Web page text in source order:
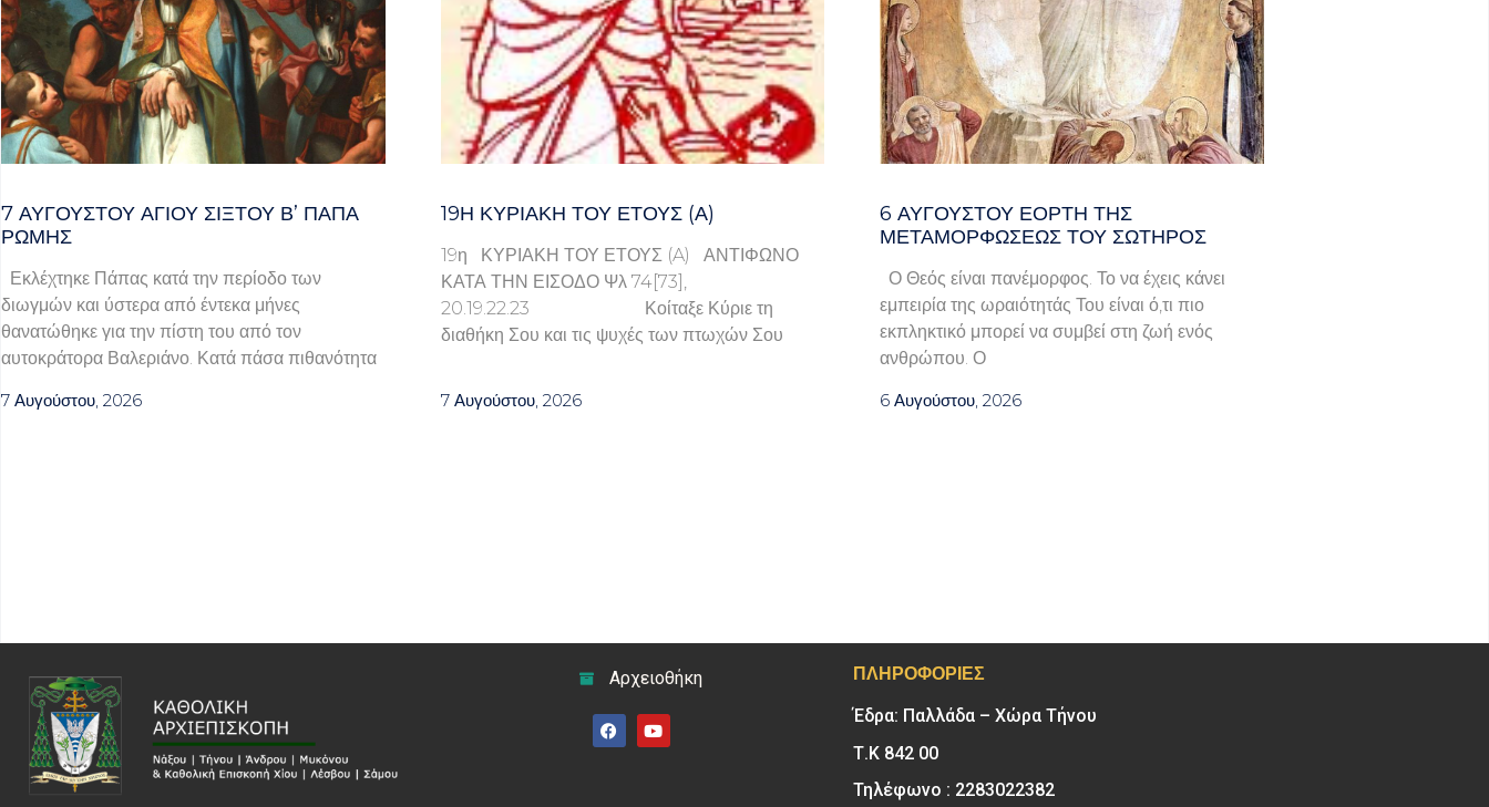
7 ΑΥΓΟΥΣΤΟΥ ΑΓΙΟΥ ΣΙΞΤΟΥ Β’ ΠΑΠΑ
ΡΩΜΗΣ
Εκλέχτηκε Πάπας κατά την περίοδο των
διωγμών και ύστερα από έντεκα μήνες
θανατώθηκε για την πίστη του από τον
αυτοκράτορα Βαλεριάνο. Κατά πάσα πιθανότητα
7 Αυγούστου, 2026
19Η ΚΥΡΙΑΚΉ ΤΟΥ ΈΤΟΥΣ (Α)
19η ΚΥΡΙΑΚΗ ΤΟΥ ΕΤΟΥΣ (A) ΑΝΤΙΦΩΝΟ
ΚΑΤΑ ΤΗΝ ΕΙΣΟΔΟ Ψλ 74[73],
20.19.22.23 Κοίταξε Κύριε τη
διαθήκη Σου και τις ψυχές των πτωχών Σου
7 Αυγούστου, 2026
6 ΑΥΓΟΥΣΤΟΥ ΕΟΡΤΗ ΤΗΣ
ΜΕΤΑΜΟΡΦΩΣΕΩΣ ΤΟΥ ΣΩΤΗΡΟΣ
Ο Θεός είναι πανέμορφος. Το να έχεις κάνει
εμπειρία της ωραιότητάς Του είναι ό,τι πιο
εκπληκτικό μπορεί να συμβεί στη ζωή ενός
ανθρώπου. Ο
6 Αυγούστου, 2026
Αρχειοθήκη
ΠΛΗΡΟΦΟΡΊΕΣ
Έδρα: Παλλάδα – Χώρα Τήνου
Τ.Κ 842 00
Τηλέφωνο : 2283022382